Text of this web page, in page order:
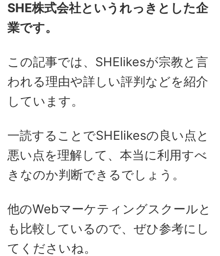
SHE株式会社というれっきとした企
業です。
この記事では、SHElikesが宗教と言
われる理由や詳しい評判などを紹介
しています。
一読することでSHElikesの良い点と
悪い点を理解して、本当に利用すべ
きなのか判断できるでしょう。
他のWebマーケティングスクールと
も比較しているので、ぜひ参考にし
てくださいね。